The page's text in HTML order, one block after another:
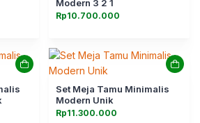
Modern 3 2 1
Rp10.700.000
Set Meja Tamu Minimalis
Modern Unik
Rp11.300.000